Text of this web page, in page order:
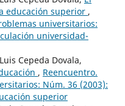
educación superior ,
universitarios:
universidad-
Cepeda Dovala,
, Reencuentro.
Núm. 36 (2003):
superior